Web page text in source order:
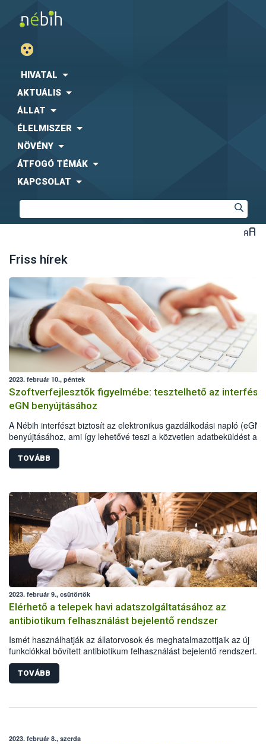
HIVATAL
AKTUÁLIS
ÁLLAT
ÉLELMISZER
NÖVÉNY
ÁTFOGÓ TÉMÁK
KAPCSOLAT
Friss hírek
2023. február 10., péntek
Szoftverfejlesztők figyelmébe: tesztelhető az interfész
eGN benyújtásához
A Nébih interfészt biztosít az elektronikus gazdálkodási napló (eGN)
benyújtásához, ami így lehetővé teszi a közvetlen adatbeküldést a
gazdálkodók üzemirányítási szoftvereiből.
TOVÁBB
2023. február 9., csütörtök
Elérhető a telepek havi adatszolgáltatásához az
antibiotikum felhasználást bejelentő rendszer
Ismét használhatják az állatorvosok és meghatalmazottjaik az új
funkciókkal bővített antibiotikum felhasználást bejelentő rendszert.
antibiotikum-hatóanyagú állatgyógyászati készítmények
hamarosan, a fejlesztés második ütemének lezárásakor tölthetik
éves jelentésüket.
TOVÁBB
2023. február 8., szerda